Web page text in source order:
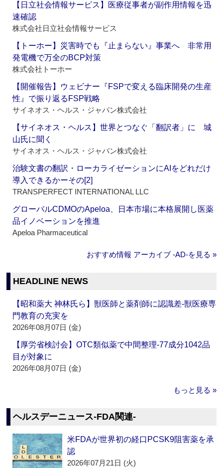
【日立社会情報サービス】医療従事者が副作用情報を迅
速確認
株式会社日立社会情報サービス
【トーホー】災害時でも『止まらない』事業へ 非常用
発電機で万全のBCP対策
株式会社トーホー
【開催報告】ウェビナー『FSPで変える臨床開発の生産
性』で振り返るFSP戦略
サイネオス・ヘルス・ジャパン株式会社
【サイネオス・ヘルス】世界とつなぐ「翻訳者」に 城
山氏に聞く
サイネオス・ヘルス・ジャパン株式会社
治験文書の翻訳・ローカライゼーションにAIをどれだけ
導入できるかーその[2]
TRANSPERFECT INTERNATIONAL LLC
グローバルCDMOのApeloa、日本市場に本格展開し医薬
品イノベーションを推進
Apeloa Pharmaceutical
おすすめ情報 アーカイブ ‐AD‐を見る »
HEADLINE NEWS
【昭和薬大 神林氏ら】獣医師と薬剤師に認識差‐獣医療専
門教育の充実を
2026年08月07日 (金)
【厚労省検討会】OTC類似薬で中間整理‐77成分1042品
目が対象に
2026年08月07日 (金)
もっと見る »
ヘルスデーニュース‐FDA関連‐
米FDAが世界初の経口PCSK9阻害薬を承
認
2026年07月21日 (火)